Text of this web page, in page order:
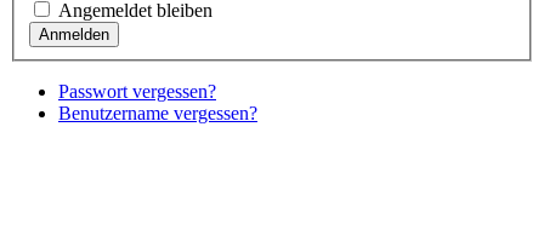
Angemeldet bleiben
Passwort vergessen?
Benutzername vergessen?